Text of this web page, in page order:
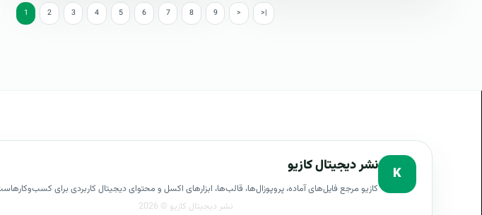
1 2 3 4 5 6 7 8 9 > >|
K نشر دیجیتال کازیو
کازیو مرجع فایل‌های آماده، پروپوزال‌ها، قالب‌ها، ابزارهای اکسل و محتوای دیجیتال کاربردی برای